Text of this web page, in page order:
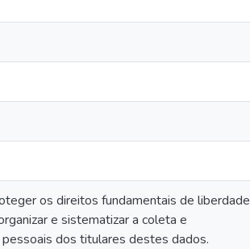
os direitos fundamentais de liberdade
e sistematizar a coleta e
dos titulares destes dados.